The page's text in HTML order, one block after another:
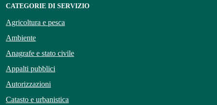
CATEGORIE DI SERVIZIO
Agricoltura e pesca
Ambiente
Anagrafe e stato civile
Appalti pubblici
Autorizzazioni
Catasto e urbanistica